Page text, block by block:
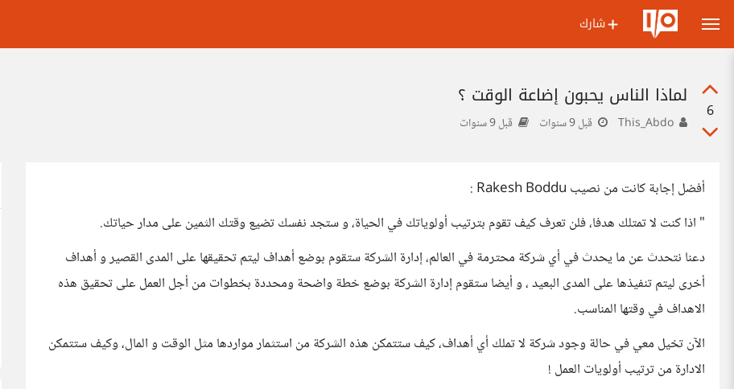
شارك
6
لماذا الناس يحبون إضاعة الوقت ؟
قبل 9 سنوات قبل 9 سنوات
أفضل إجابة كانت من نصيب Rakesh Boddu :
" اذا كنت لا تمتلك هدفا، فلن تعرف كيف تقوم بترتيب أولوياتك في الحياة، و ستجد نفسك تضيع وقتك الثمين على مدار حياتك.
دعنا نتحدث عن ما يحدث في أي شركة محترمة في العالم، إدارة الشركة ستقوم بوضع أهداف ليتم تحقيقها على المدى القصير و أهداف
أخرى ليتم تنفيذها على المدى البعيد ، و أيضا ستقوم إدارة الشركة بوضع خطة واضحة ومحددة بخطوات من أجل العمل على تحقيق هذه
الاهداف في وقتها المناسب.
الآن تخيل معي في حالة وجود شركة لا تملك أي أهداف، كيف ستتمكن هذه الشركة من استثمار مواردها مثل الوقت و المال، وكيف ستتمكن
الادارة من ترتيب أولويات العمل !